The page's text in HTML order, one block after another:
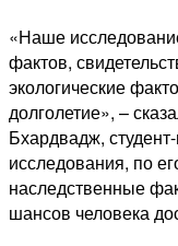
«Наше
фактов,
экологические
долголетие», –
Бхардвадж,
исследования, по
наследственные
шансов человека